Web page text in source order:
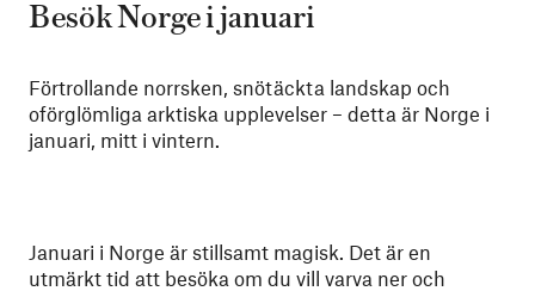
Besök Norge i januari
Förtrollande norrsken, snötäckta landskap och
oförglömliga arktiska upplevelser – detta är Norge i
januari, mitt i vintern.
Januari i Norge är stillsamt magisk. Det är en
utmärkt tid att besöka om du vill varva ner och